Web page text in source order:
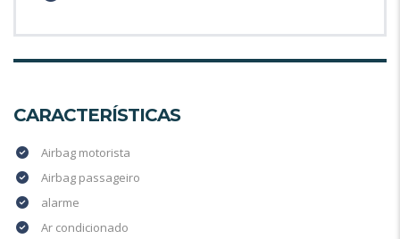
CARACTERÍSTICAS
Airbag motorista
Airbag passageiro
alarme
Ar condicionado